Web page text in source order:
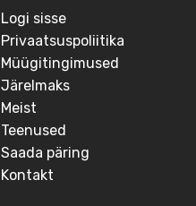
Logi sisse
Privaatsuspoliitika
Müügitingimused
Järelmaks
Meist
Teenused
Saada päring
Kontakt